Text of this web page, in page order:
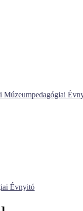
Múzeumpedagógiai
Évnyitó